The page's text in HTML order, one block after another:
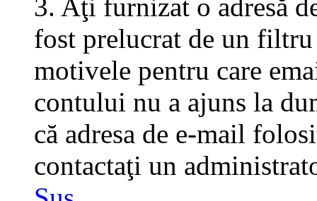
3. Aţi furnizat o adresă
fost prelucrat de un
motivele pentru care
contului nu a ajuns la
că adresa de e-mail
contactaţi un